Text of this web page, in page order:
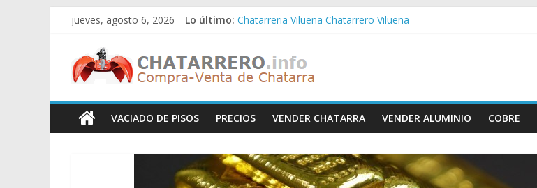
Saltar
contenido
jueves, agosto 6, 2026 Lo último: Chatarreria Vilueña Chatarrero Vilueña
Chatarreria Zaida Chatarrero Zaida
Chatarreria Vistabella Chatarrero Vistabella
Chatarreros
–
Precio
VACIADO DE PISOS PRECIOS VENDER CHATARRA VENDER ALUMINIO COBRE